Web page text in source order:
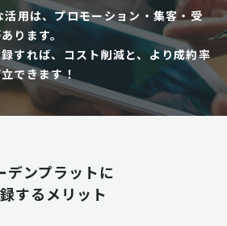
用は、プロモーション・集客・受
ります。
すれば、コスト削減と、より成約率
できます！
デンプラットに
するメリット